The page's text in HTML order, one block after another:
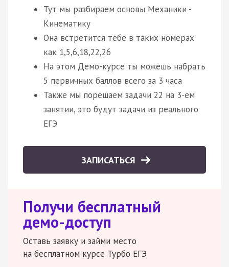
Тут мы разбираем основы Механики -
Кинематику
Она встретится тебе в таких номерах
как 1,5,6,18,22,26
На этом Демо-курсе ты можешь набрать
5 первичных баллов всего за 3 часа
Также мы порешаем задачи 22 на 3-ем
занятии, это будут задачи из реального
ЕГЭ
ЗАПИСАТЬСЯ
Получи бесплатный
демо-доступ
Оставь заявку и займи место
на бесплатном курсе Турбо ЕГЭ